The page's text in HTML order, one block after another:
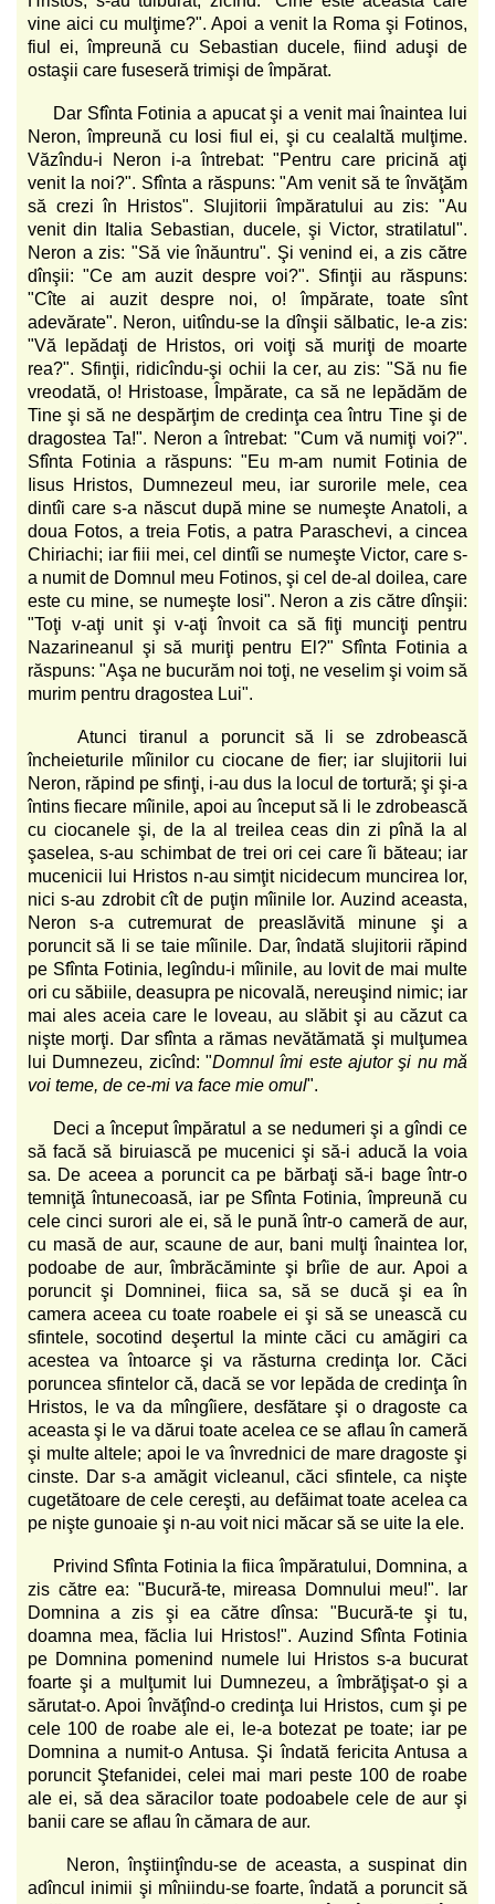
vine aici cu mulţime?". Apoi a venit la Roma şi Fotinos,
fiul ei, împreună cu Sebastian ducele, fiind aduşi de
ostaşii care fuseseră trimişi de împărat.
Dar Sfînta Fotinia a apucat şi a venit mai înaintea lui
Neron, împreună cu Iosi fiul ei, şi cu cealaltă mulţime.
Văzîndu-i Neron i-a întrebat: "Pentru care pricină aţi
venit la noi?". Sfînta a răspuns: "Am venit să te învăţăm
să crezi în Hristos". Slujitorii împăratului au zis: "Au
venit din Italia Sebastian, ducele, şi Victor, stratilatul".
Neron a zis: "Să vie înăuntru". Şi venind ei, a zis către
dînşii: "Ce am auzit despre voi?". Sfinţii au răspuns:
"Cîte ai auzit despre noi, o! împărate, toate sînt
adevărate". Neron, uitîndu-se la dînşii sălbatic, le-a zis:
"Vă lepădaţi de Hristos, ori voiţi să muriţi de moarte
rea?". Sfinţii, ridicîndu-şi ochii la cer, au zis: "Să nu fie
vreodată, o! Hristoase, Împărate, ca să ne lepădăm de
Tine şi să ne despărţim de credinţa cea întru Tine şi de
dragostea Ta!". Neron a întrebat: "Cum vă numiţi voi?".
Sfînta Fotinia a răspuns: "Eu m-am numit Fotinia de
Iisus Hristos, Dumnezeul meu, iar surorile mele, cea
dintîi care s-a născut după mine se numeşte Anatoli, a
doua Fotos, a treia Fotis, a patra Paraschevi, a cincea
Chiriachi; iar fiii mei, cel dintîi se numeşte Victor, care s-
a numit de Domnul meu Fotinos, şi cel de-al doilea, care
este cu mine, se numeşte Iosi". Neron a zis către dînşii:
"Toţi v-aţi unit şi v-aţi învoit ca să fiţi munciţi pentru
Nazarineanul şi să muriţi pentru El?" Sfînta Fotinia a
răspuns: "Aşa ne bucurăm noi toţi, ne veselim şi voim să
murim pentru dragostea Lui".
Atunci tiranul a poruncit să li se zdrobească
încheieturile mîinilor cu ciocane de fier; iar slujitorii lui
Neron, răpind pe sfinţi, i-au dus la locul de tortură; şi şi-a
întins fiecare mîinile, apoi au început să li le zdrobească
cu ciocanele şi, de la al treilea ceas din zi pînă la al
şaselea, s-au schimbat de trei ori cei care îi băteau; iar
mucenicii lui Hristos n-au simţit nicidecum muncirea lor,
nici s-au zdrobit cît de puţin mîinile lor. Auzind aceasta,
Neron s-a cutremurat de preaslăvită minune şi a
poruncit să li se taie mîinile. Dar, îndată slujitorii răpind
pe Sfînta Fotinia, legîndu-i mîinile, au lovit de mai multe
ori cu săbiile, deasupra pe nicovală, nereuşind nimic; iar
mai ales aceia care le loveau, au slăbit şi au căzut ca
nişte morţi. Dar sfînta a rămas nevătămată şi mulţumea
lui Dumnezeu, zicînd: "Domnul îmi este ajutor şi nu mă
voi teme, de ce-mi va face mie omul".
Deci a început împăratul a se nedumeri şi a gîndi ce
să facă să biruiască pe mucenici şi să-i aducă la voia
sa. De aceea a poruncit ca pe bărbaţi să-i bage într-o
temniţă întunecoasă, iar pe Sfînta Fotinia, împreună cu
cele cinci surori ale ei, să le pună într-o cameră de aur,
cu masă de aur, scaune de aur, bani mulţi înaintea lor,
podoabe de aur, îmbrăcăminte şi brîie de aur. Apoi a
poruncit şi Domninei, fiica sa, să se ducă şi ea în
camera aceea cu toate roabele ei şi să se unească cu
sfintele, socotind deşertul la minte căci cu amăgiri ca
acestea va întoarce şi va răsturna credinţa lor. Căci
poruncea sfintelor că, dacă se vor lepăda de credinţa în
Hristos, le va da mîngîiere, desfătare şi o dragoste ca
aceasta şi le va dărui toate acelea ce se aflau în cameră
şi multe altele; apoi le va învrednici de mare dragoste şi
cinste. Dar s-a amăgit vicleanul, căci sfintele, ca nişte
cugetătoare de cele cereşti, au defăimat toate acelea ca
pe nişte gunoaie şi n-au voit nici măcar să se uite la ele.
Privind Sfînta Fotinia la fiica împăratului, Domnina, a
zis către ea: "Bucură-te, mireasa Domnului meu!". Iar
Domnina a zis şi ea către dînsa: "Bucură-te şi tu,
doamna mea, făclia lui Hristos!". Auzind Sfînta Fotinia
pe Domnina pomenind numele lui Hristos s-a bucurat
foarte şi a mulţumit lui Dumnezeu, a îmbrăţişat-o şi a
sărutat-o. Apoi învăţînd-o credinţa lui Hristos, cum şi pe
cele 100 de roabe ale ei, le-a botezat pe toate; iar pe
Domnina a numit-o Antusa. Şi îndată fericita Antusa a
poruncit Ştefanidei, celei mai mari peste 100 de roabe
ale ei, să dea săracilor toate podoabele cele de aur şi
banii care se aflau în cămara de aur.
Neron, înştiinţîndu-se de aceasta, a suspinat din
adîncul inimii şi mîniindu-se foarte, îndată a poruncit să